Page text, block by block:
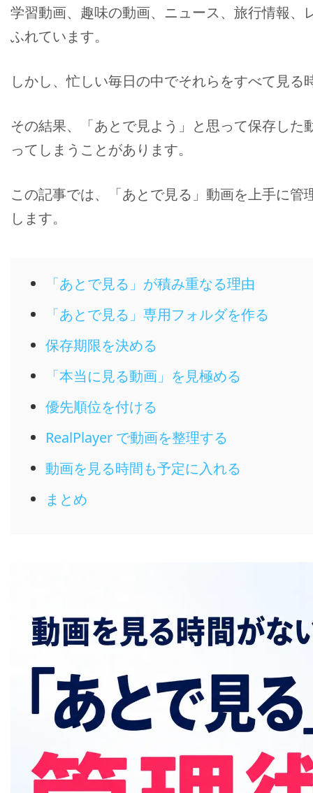
学習動画、趣味の動画、ニュース、旅行情報
ふれています。
しかし、忙しい毎日の中でそれらをすべて見
その結果、「あとで見よう」と思って保存し
ってしまうことがあります。
この記事では、「あとで見る」動画を上手に
します。
「あとで見る」が積み重なる理由
「あとで見る」専用フォルダを作る
保存期限を決める
「本当に見る動画」を見極める
優先順位を付ける
RealPlayer で動画を整理する
動画を見る時間も予定に入れる
まとめ